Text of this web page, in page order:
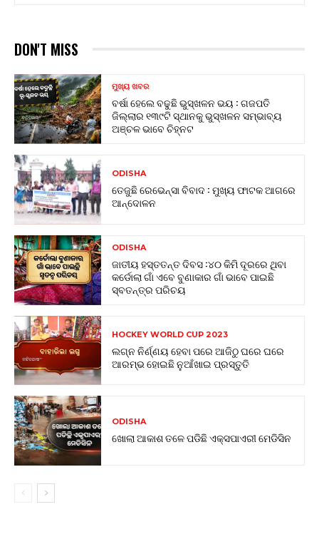
DON'T MISS
ମୁଖ୍ୟ ଖବର
ବର୍ଷା ହେଲେ ବଢୁଛି ଭୁସ୍ଖଳନ ଭୟ : ଗଜପତି
ଜିଲ୍ଲାର ୧୩୯ଟି ସ୍ଥାନକୁ ଭୁସ୍ଖଳନ ସମ୍ଭାବ୍ୟ
ଅଞ୍ଚଳ ଭାବେ ଚିହ୍ନଟ
ODISHA
ତେଜୁଛି ରେଭେନ୍ସା ବିବାଦ : ମୁଖ୍ୟ ଫାଟକ ଆଗରେ
ଆନ୍ଦୋଳନ
ODISHA
ଜାତୀୟ ହସ୍ତତନ୍ତ ଦିବସ :୪୦ କିମି ଦୂରରେ ଥିବା
କର୍ଡୋଲା ଗାଁ ଏବେ ବୁଣାକାର ଗାଁ ଭାବେ ପାଇଛି
ସ୍ବତନ୍ତ୍ର ପରିଚୟ
HOCKEY WORLD CUP 2023
ଲଗ୍ନ ନିର୍ଣ୍ଣୟ ହେବା ପରେ ଆଜିଠୁ ଘରେ ଘରେ
ଆରମ୍ଭ ହୋଇଛି ନୁଆଁଖାଇ ପ୍ରସ୍ତୁତି
ODISHA
ଖୋଲା ଆକାଶ ତଳେ ପଡିଛି ଏକ୍ସପାଏରୀ ମେଡିସିନ